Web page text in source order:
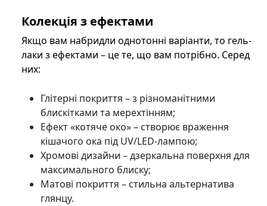
Колекція з ефектами
Якщо вам набридли однотонні варіанти, то гель-
лаки з ефектами – це те, що вам потрібно. Серед
них:
Глітерні покриття – з різноманітними
блискітками та мерехтінням;
Ефект «котяче око» – створює враження
кішачого ока під UV/LED-лампою;
Хромові дизайни – дзеркальна поверхня для
максимального блиску;
Матові покриття – стильна альтернатива
глянцу.